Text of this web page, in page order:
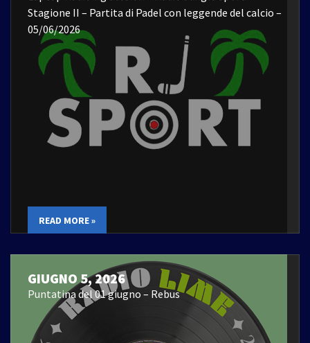
Stagione II – Partita di Padel con leggende del calcio –
05/06/2026
READ MORE »
GIUGNO 5, 2026
Puntatina del 01 giugno – Rebus